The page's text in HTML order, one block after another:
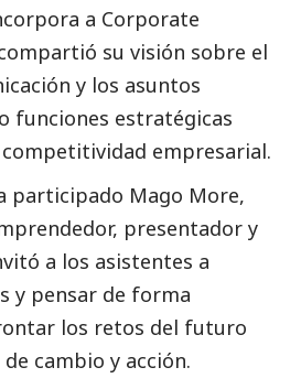
a Corporate
su visión sobre el
y los asuntos
funciones estratégicas
empresarial.
participado Mago More,
presentador y
a los asistentes a
y pensar de forma
los retos del futuro
cambio y acción.